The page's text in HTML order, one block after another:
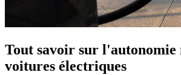
Tout savoir sur l'autonomie
voitures électriques